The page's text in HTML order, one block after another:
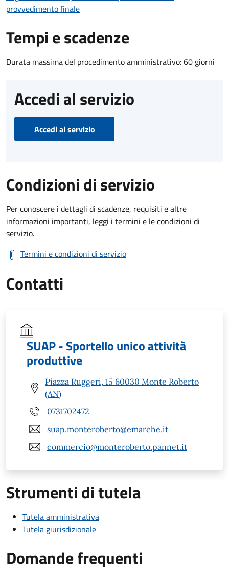
provvedimento finale
Tempi e scadenze
Durata massima del procedimento amministrativo: 60 giorni
Accedi al servizio
Accedi al servizio
Condizioni di servizio
Per conoscere i dettagli di scadenze, requisiti e altre
informazioni importanti, leggi i termini e le condizioni di
servizio.
Termini e condizioni di servizio
Contatti
SUAP - Sportello unico attività
produttive
Piazza Ruggeri, 15 60030 Monte Roberto
(AN)
0731702472
suap.monteroberto@emarche.it
commercio@monteroberto.pannet.it
Strumenti di tutela
Tutela amministrativa
Tutela giurisdizionale
Domande frequenti